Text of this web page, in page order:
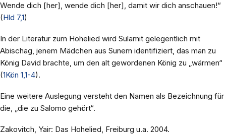
Wende dich [her], wende dich [her], damit wir dich anschauen!“
(Hld 7,1)
In der Literatur zum Hohelied wird Sulamit gelegentlich mit
Abischag, jenem Mädchen aus Sunem identifiziert, das man zu
König David brachte, um den alt gewordenen König zu „wärmen“
(1Kön 1,1-4).
Eine weitere Auslegung versteht den Namen als Bezeichnung für
die, „die zu Salomo gehört“.
Zakovitch, Yair: Das Hohelied, Freiburg u.a. 2004.